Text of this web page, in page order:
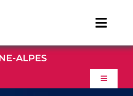
Toggle
TDFCyber
Linkedin
ALPES
Toggle